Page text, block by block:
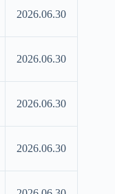
2026.06.30
2026.06.30
2026.06.30
2026.06.30